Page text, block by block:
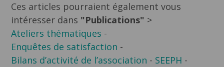
Ces articles pourraient également vous
intéresser dans "Publications" >
Ateliers thématiques -
Enquêtes de satisfaction -
Bilans d’activité de l’association - SEEPH -